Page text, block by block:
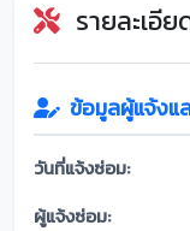
รายละเอี
ข้อมูลผู้แจ้งแล
วันที่แจ้งซ่อม:
ผู้แจ้งซ่อม: